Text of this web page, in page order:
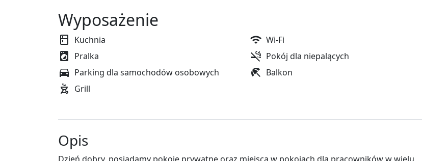
Wyposażenie
Kuchnia
Wi-Fi
Pralka
Pokój dla niepalących
Parking dla samochodów osobowych
Balkon
Grill
Opis